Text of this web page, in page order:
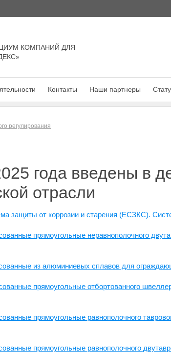
КОМПАНИЙ ДЛЯ
Контакты Наши партнеры
регулирования
года введены в
отрасли
защиты от коррозии и старения (ЕСЗКС).
прямоугольные неравнополочного
из алюминиевых сплавов для
прямоугольные отбортованного
прямоугольные равнополочного
прямоугольные равнополочного